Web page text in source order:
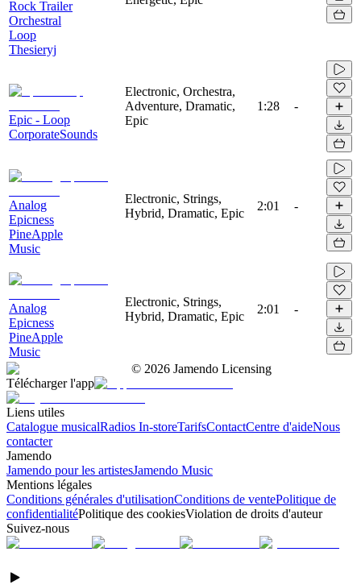
Rock Trailer
Orchestral
Loop
Thesieryj
Epic - Loop
CorporateSounds
Electronic, Orchestra,
Adventure, Dramatic,
Epic
1:28 -
Analog
Epicness
PineApple
Music
Electronic, Strings,
Hybrid, Dramatic, Epic
2:01 -
Analog
Epicness
PineApple
Music
Electronic, Strings,
Hybrid, Dramatic, Epic
2:01 -
© 2026 Jamendo Licensing
Télécharger l'app
Liens utiles
Catalogue musicalRadios In-storeTarifsContactCentre d'aideNous
contacter
Jamendo
Jamendo pour les artistesJamendo Music
Mentions légales
Conditions générales d'utilisationConditions de ventePolitique de
confidentialitéPolitique des cookiesViolation de droits d'auteur
Suivez-nous